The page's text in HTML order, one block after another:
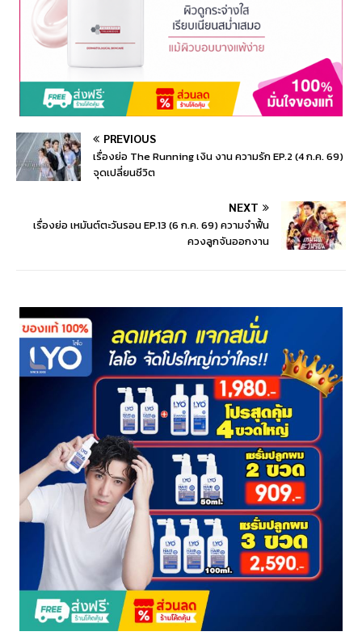
PREVIOUS
เรื่องย่อ The Running เงิน งาน ความรัก EP.2 (4 ก.ค. 69)
จุดเปลี่ยนชีวิต
NEXT
เรื่องย่อ เหมันต์ตะวันรอน EP.13 (6 ก.ค. 69) ความจำฟื้น
ควงลูกจันออกงาน